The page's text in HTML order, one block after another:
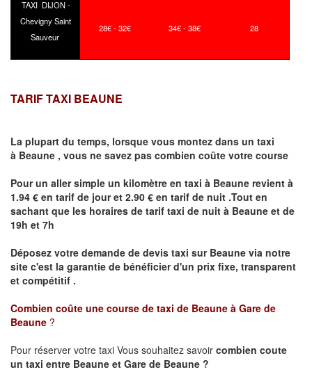
TAXI DIJON -
Chevigny Saint
Sauveur
28€ - 32€ 34€ - 38€ 28
TARIF TAXI BEAUNE
La plupart du temps, lorsque vous montez dans un taxi
à Beaune , vous ne savez pas combien coûte votre course
Pour un aller simple un kilomètre en taxi à Beaune revient à
1.94 € en tarif de jour et 2.90 € en tarif de nuit .Tout en
sachant que les horaires de tarif taxi de nuit à Beaune et de
19h et 7h
Déposez votre demande de devis taxi sur Beaune via notre
site c'est la garantie de bénéficier d'un prix fixe, transparent
et compétitif .
Combien coûte une course de taxi de Beaune à Gare de
Beaune ?
Pour réserver votre taxi Vous souhaitez savoir combien coute
un taxi entre Beaune et Gare de Beaune ?